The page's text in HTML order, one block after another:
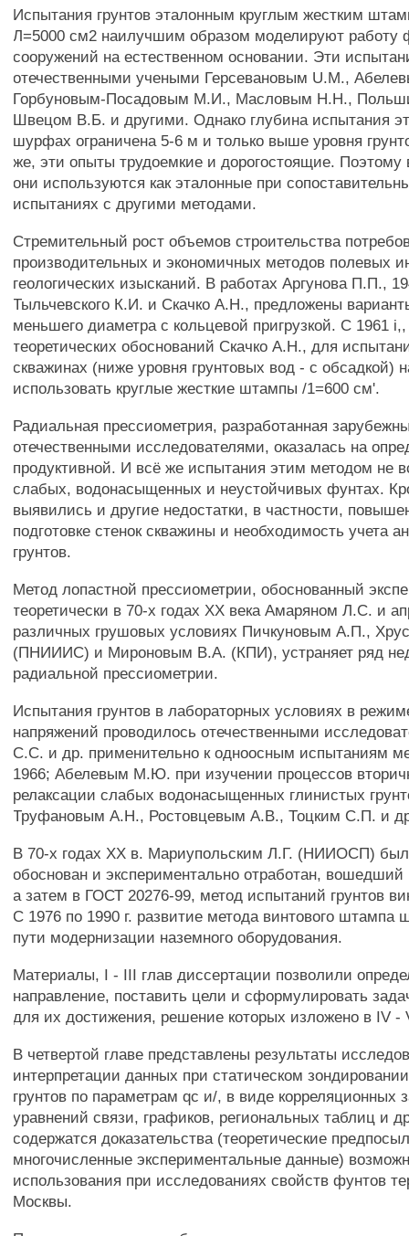
Испытания грунтов эталонным круглым жестким
Л=5000 см2 наилучшим образом моделируют работу
сооружений на естественном основании. Эти
отечественными учеными Герсевановым U.M.,
Горбуновым-Посадовым М.И., Масловым H.H.,
Швецом В.Б. и другими. Однако глубина испытания
шурфах ограничена 5-6 м и только выше уровня
же, эти опыты трудоемкие и дорогостоящие. Поэтому
они используются как эталонные при
испытаниях с другими методами.
Стремительный рост объемов строительства
производительных и экономичных методов полевых
геологических изысканий. В работах Аргунова П.П.,
Тыльчевского К.И. и Скачко А.Н., предложены
меньшего диаметра с кольцевой пригрузкой. С 1961
теоретических обоснований Скачко А.Н., для
скважинах (ниже уровня грунтовых вод - с обсадкой)
использовать круглые жесткие штампы /1=600 см'.
Радиальная прессиометрия, разработанная
отечественными исследователями, оказалась на
продуктивной. И всё же испытания этим методом не
слабых, водонасыщенных и неустойчивых фунтах.
выявились и другие недостатки, в частности,
подготовке стенок скважины и необходимость учета
грунтов.
Метод лопастной прессиометрии, обоснованный
теоретически в 70-х годах XX века Амаряном Л.С. и
различных грушовых условиях Пичкуновым А.П.,
(ПНИИИС) и Мироновым В.А. (КПИ), устраняет ряд
радиальной прессиометрии.
Испытания грунтов в лабораторных условиях в
напряжений проводилось отечественными
С.С. и др. применительно к одноосным испытаниям
1966; Абелевым М.Ю. при изучении процессов
релаксации слабых водонасыщенных глинистых
Труфановым А.Н., Ростовцевым A.B., Тоцким С.П. и
В 70-х годах XX в. Мариупольским Л.Г. (НИИОСП) был
обоснован и экспериментально отработан,
а затем в ГОСТ 20276-99, метод испытаний грунтов
С 1976 по 1990 г. развитие метода винтового штампа
пути модернизации наземного оборудования.
Материалы, I - III глав диссертации позволили
направление, поставить цели и сформулировать
для их достижения, решение которых изложено в IV -
В четвертой главе представлены результаты
интерпретации данных при статическом
грунтов по параметрам qc и/, в виде корреляционных
уравнений связи, графиков, региональных таблиц и
содержатся доказательства (теоретические
многочисленные экспериментальные данные)
использования при исследованиях свойств фунтов
Москвы.